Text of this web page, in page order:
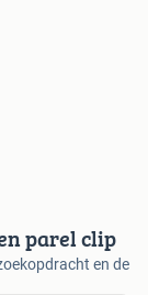
parel clip
en de